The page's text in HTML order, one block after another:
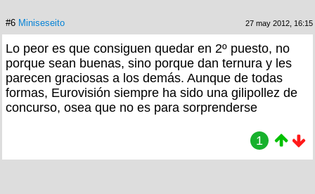
#6 Miniseseito 27 may 2012, 16:15
Lo peor es que consiguen quedar en 2º puesto, no
porque sean buenas, sino porque dan ternura y les
parecen graciosas a los demás. Aunque de todas
formas, Eurovisión siempre ha sido una gilipollez de
concurso, osea que no es para sorprenderse
1